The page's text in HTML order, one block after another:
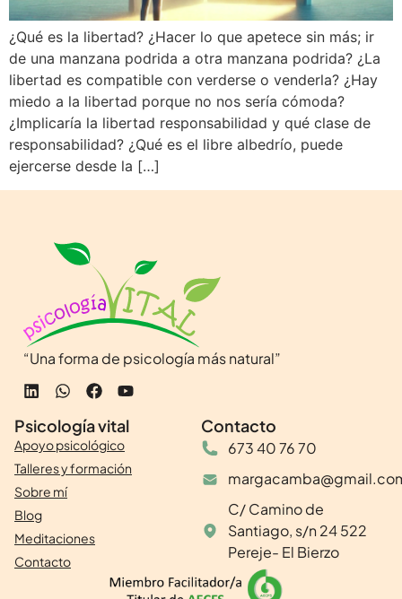
¿Qué es la libertad? ¿Hacer lo que apetece sin más; ir
de una manzana podrida a otra manzana podrida? ¿La
libertad es compatible con verderse o venderla? ¿Hay
miedo a la libertad porque no nos sería cómoda?
¿Implicaría la libertad responsabilidad y qué clase de
responsabilidad? ¿Qué es el libre albedrío, puede
ejercerse desde la […]
“Una forma de psicología más natural”
Psicología vital
Apoyo psicológico
Talleres y formación
Sobre mí
Blog
Meditaciones
Contacto
Contacto
673 40 76 70
C/ Camino de
Santiago, s/n 24 522
Pereje- El Bierzo